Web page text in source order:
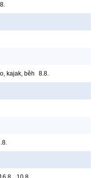
kajak, běh 8.8.